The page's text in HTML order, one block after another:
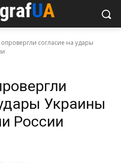
согласие на удары
Украины
России